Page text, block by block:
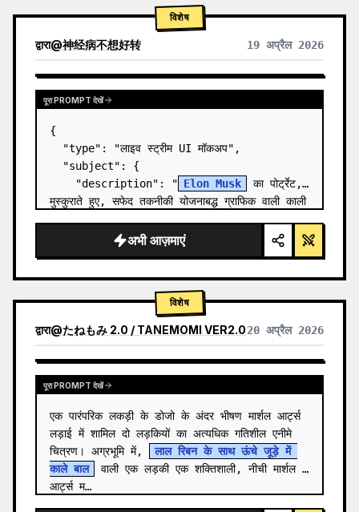
विशेष
द्वारा@神经病不想好转 19 अप्रैल 2026
पूरा PROMPT देखें
{
  "type": "लाइव स्ट्रीम UI मॉकअप",
  "subject": {
    "description": "
Elon Musk
का पोर्ट्रेट,
मुस्कुराते हुए, सफेद तकनीकी योजनाबद्ध ग्राफिक वाली काली
    "background": "बाईं ओर '{argument
name=\"le…
अभी आज़माएं
विशेष
द्वारा@たねもみ 2.0 / TANEMOMI VER2.020 अप्रैल 2026
पूरा PROMPT देखें
एक पारंपरिक लकड़ी के डोजो के अंदर भीषण मार्शल आर्ट्स
लड़ाई में शामिल दो लड़कियों का अत्यधिक गतिशील एनीमे
चित्रण। अग्रभूमि में,
लाल रिबन के साथ ऊंचे जूड़े में
काले बाल
वाली एक लड़की एक शक्तिशाली, नीची मार्शल
आर्ट्स म…